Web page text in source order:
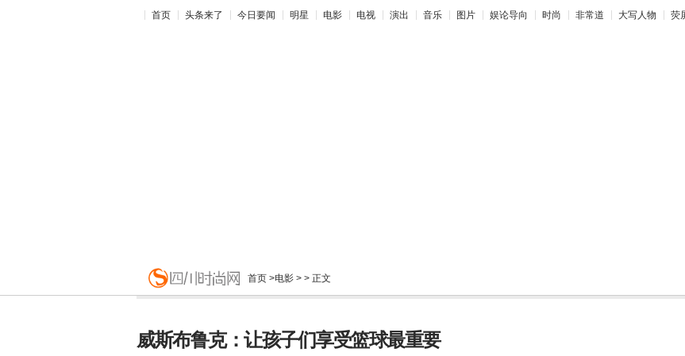
首页 头条来了 今日要闻 明星 电影 电视 演出 音乐 图片 娱论导向 时尚 非常道 大写人物 荧
首页 >电影 > > 正文
威斯布鲁克：让孩子们享受篮球最重要